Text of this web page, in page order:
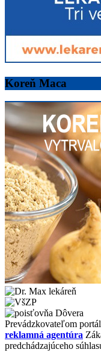
Koreň Maca
Prevádzkovateľom
reklamná agentúra
predchádzajúceho